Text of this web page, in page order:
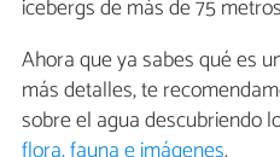
icebergs de más de 75
Ahora que ya sabes qué es
más detalles, te
sobre el agua descubriendo